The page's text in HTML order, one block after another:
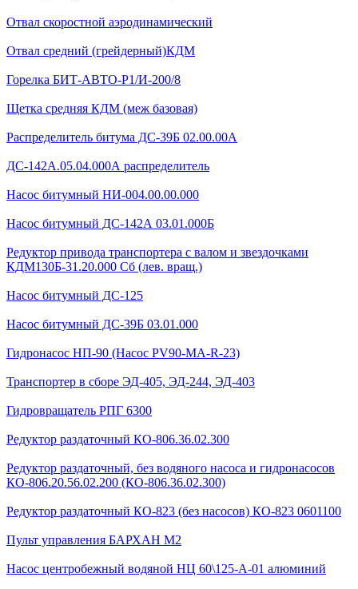
Отвал скоростной аэродинамический
Отвал средний (грейдерный)КДМ
Горелка БИТ-АВТО-Р1/И-200/8
Щетка средняя КДМ (меж базовая)
Распределитель битума ДС-39Б 02.00.00А
ДС-142А.05.04.000А распределитель
Насос битумный НИ-004.00.00.000
Насос битумный ДС-142А 03.01.000Б
Редуктор привода транспортера с валом и звездочками
КДМ130Б-31.20.000 Сб (лев. вращ.)
Насос битумный ДС-125
Насос битумный ДС-39Б 03.01.000
Гидронасос НП-90 (Насос PV90-MA-R-23)
Транспортер в сборе ЭД-405, ЭД-244, ЭД-403
Гидровращатель РПГ 6300
Редуктор раздаточный КО-806.36.02.300
Редуктор раздаточный, без водяного насоса и гидронасосов
КО-806.20.56.02.200 (КО-806.36.02.300)
Редуктор раздаточный КО-823 (без насосов) КО-823 0601100
Пульт управления БАРХАН М2
Насос центробежный водяной НЦ 60\125-А-01 алюминий